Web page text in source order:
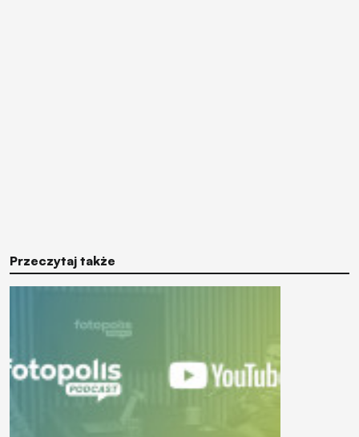
Przeczytaj także